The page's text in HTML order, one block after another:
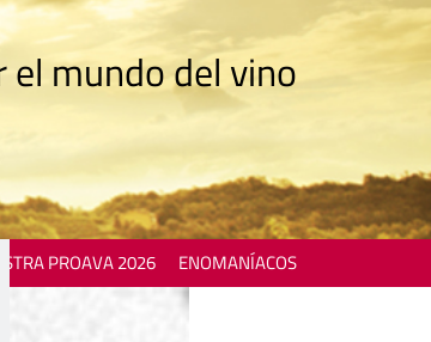
mundo del vino
PROAVA 2026 ENOMANÍACOS